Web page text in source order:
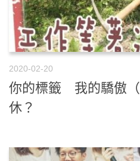
2020-02-20
你的標籤 我的驕傲
休？